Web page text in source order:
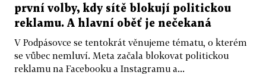
první volby, kdy sítě blokují politickou
reklamu. A hlavní oběť je nečekaná
V Podpásovce se tentokrát věnujeme tématu, o kterém
se vůbec nemluví. Meta začala blokovat politickou
reklamu na Facebooku a Instagramu a...